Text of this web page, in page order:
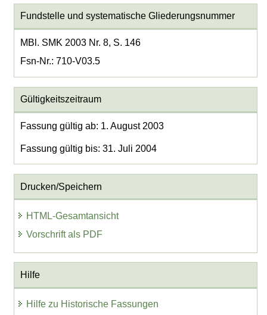
Fundstelle und systematische Gliederungsnummer
MBl. SMK 2003 Nr. 8, S. 146
Fsn-Nr.: 710-V03.5
Gültigkeitszeitraum
Fassung gültig ab: 1. August 2003
Fassung gültig bis: 31. Juli 2004
Drucken/Speichern
HTML-Gesamtansicht
Vorschrift als PDF
Hilfe
Hilfe zu Historische Fassungen